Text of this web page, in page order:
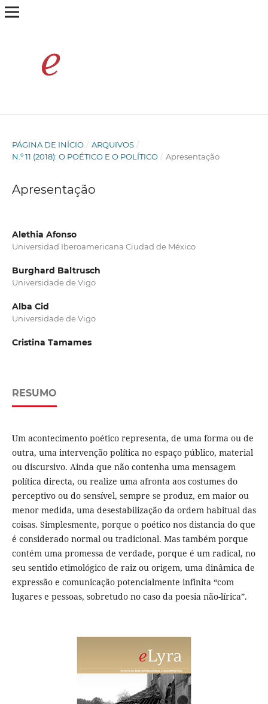
PÁGINA DE INÍCIO / ARQUIVOS /
N.º 11 (2018): O POÉTICO E O POLÍTICO / Apresentação
Apresentação
Alethia Afonso
Universidad Iberoamericana Ciudad de México
Burghard Baltrusch
Universidade de Vigo
Alba Cid
Universidade de Vigo
Cristina Tamames
RESUMO
Um acontecimento poético representa, de uma forma ou de
outra, uma intervenção política no espaço público, material
ou discursivo. Ainda que não contenha uma mensagem
política directa, ou realize uma afronta aos costumes do
perceptivo ou do sensível, sempre se produz, em maior ou
menor medida, uma desestabilização da ordem habitual das
coisas. Simplesmente, porque o poético nos distancia do que
é considerado normal ou tradicional. Mas também porque
contém uma promessa de verdade, porque é um radical, no
seu sentido etimológico de raiz ou origem, uma dinâmica de
expressão e comunicação potencialmente infinita “com
lugares e pessoas, sobretudo no caso da poesia não-lírica”.